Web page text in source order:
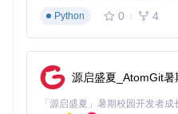
Python
0 4
源启盛夏_AtomGit